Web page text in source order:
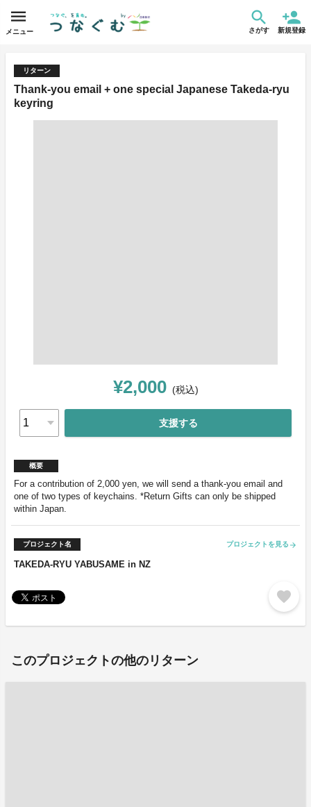
メニュー さがす 新規登録
リターン
Thank-you email + one special Japanese Takeda-ryu
keyring
¥2,000 (税込)
支援する
概要
For a contribution of 2,000 yen, we will send a thank-you email and
one of two types of keychains. *Return Gifts can only be shipped
within Japan.
プロジェクト名 プロジェクトを見る arrow_forward
TAKEDA-RYU YABUSAME in NZ
favorite
このプロジェクトの他のリターン